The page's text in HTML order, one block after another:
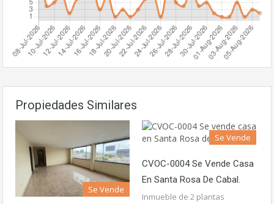
Propiedades Similares
Se Vende
Se Vende
CVOC-0004 Se Vende Casa
En Santa Rosa De Cabal.
Inmueble de 2 plantas